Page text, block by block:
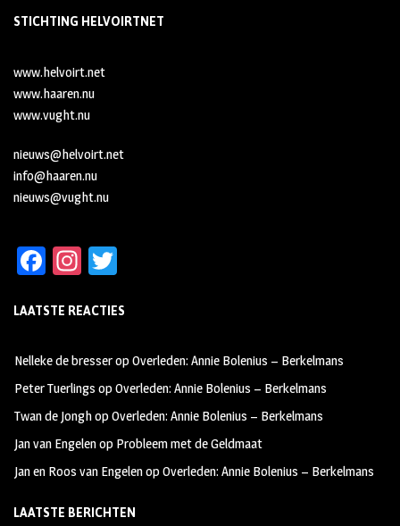
STICHTING HELVOIRTNET
www.helvoirt.net
www.haaren.nu
www.vught.nu
nieuws@helvoirt.net
info@haaren.nu
nieuws@vught.nu
Fa
b
oo
k
In
ag
m
tt
LAATSTE REACTIES
Nelleke de bresseropOverleden: Annie Bolenius – Berkelmans
Peter Tuerlings opOverleden: Annie Bolenius – Berkelmans
Twan de JonghopOverleden: Annie Bolenius – Berkelmans
Jan van Engelenop Probleem met de Geldmaat
Jan en Roos van EngelenopOverleden: Annie Bolenius – Berkelmans
LAATSTE BERICHTEN